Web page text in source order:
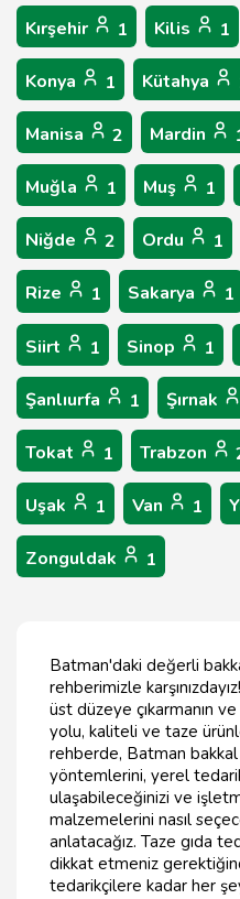
Kırşehir 1 Kilis 1
Konya 1 Kütahya
Manisa 2 Mardin
Muğla 1 Muş 1
Niğde 2 Ordu 1
Rize 1 Sakarya 1
Siirt 1 Sinop 1
Şanlıurfa 1 Şırnak
Tokat 1 Trabzon
Uşak 1 Van 1
Zonguldak 1
Batman'daki değerli
rehberimizle
üst düzeye çıkarmanın
yolu, kaliteli ve taze
rehberde, Batman
yöntemlerini, yerel
ulaşabileceğinizi ve
malzemelerini nasıl
anlatacağız. Taze gıda
dikkat etmeniz
tedarikçilere kadar her